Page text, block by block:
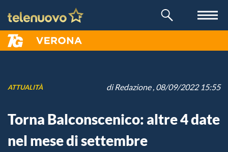
ATTUALITÀ diRedazione, 08/09/2022 15:55
Torna Balconscenico: altre 4 date
nel mese di settembre